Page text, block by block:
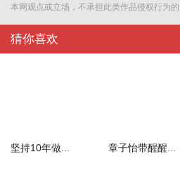
本网观点或立场，不承担此类作品侵权行为的
猜你喜欢
坚持10年做... 章子怡带醒醒...